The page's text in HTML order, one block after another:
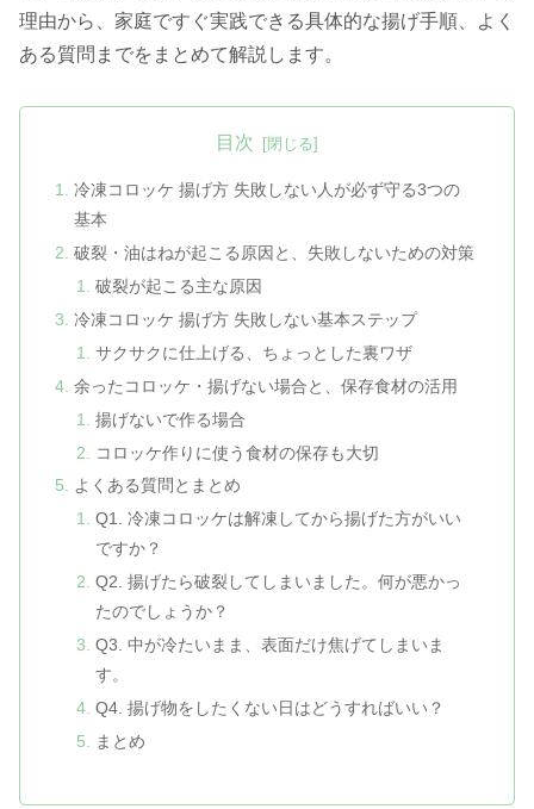
理由から、家庭ですぐ実践できる具体的な揚げ手順、よく
ある質問までをまとめて解説します。
目次
冷凍コロッケ 揚げ方 失敗しない人が必ず守る3つの
基本
破裂・油はねが起こる原因と、失敗しないための対策
破裂が起こる主な原因
冷凍コロッケ 揚げ方 失敗しない基本ステップ
サクサクに仕上げる、ちょっとした裏ワザ
余ったコロッケ・揚げない場合と、保存食材の活用
揚げないで作る場合
コロッケ作りに使う食材の保存も大切
よくある質問とまとめ
Q1. 冷凍コロッケは解凍してから揚げた方がいい
ですか？
Q2. 揚げたら破裂してしまいました。何が悪かっ
たのでしょうか？
Q3. 中が冷たいまま、表面だけ焦げてしまいま
す。
Q4. 揚げ物をしたくない日はどうすればいい？
まとめ